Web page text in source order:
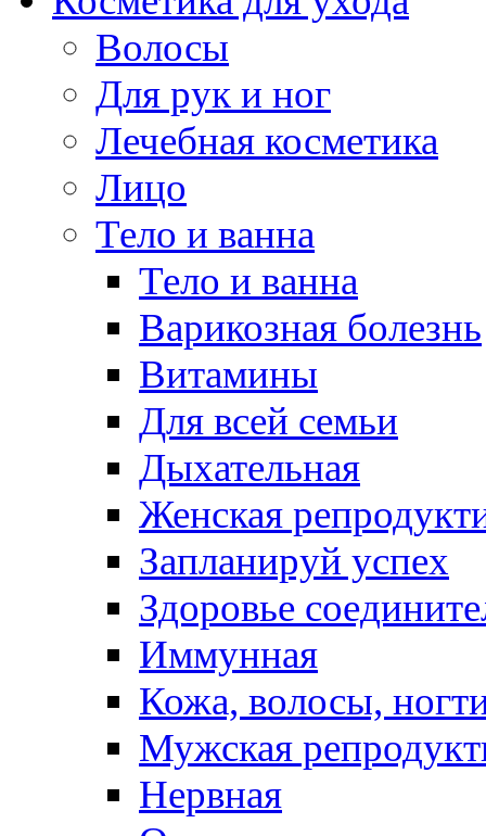
Волосы
Для рук и ног
Лечебная косметика
Лицо
Тело и ванна
Тело и ванна
Варикозная болезнь
Витамины
Для всей семьи
Дыхательная
Женская
Запланируй успех
Здоровье
Иммунная
Кожа, волосы,
Мужская
Нервная